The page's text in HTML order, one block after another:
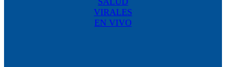
VIRALES
EN VIVO